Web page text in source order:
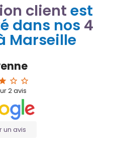
client est
dans nos 4
Marseille
star_border star_border
2avis
un avis